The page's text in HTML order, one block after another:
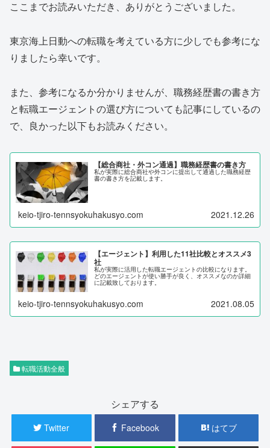
ここまでお読みいただき、ありがとうございました。
東京海上日動への転職を考えている方に少しでも参考にな
りましたら幸いです。
また、参考になるか分かりませんが、職務経歴書の書き方
と転職エージェントの選び方についても記事にしているの
で、良かった以下もお読みください。
【総合商社・外コン通過】職務経歴書の書き方
私が実際に総合商社や外コンに提出して通過した職務経歴
書の書き方を記載します。
keio-tjiro-tennsyokuhakusyo.com 2021.12.26
【エージェント】利用した11社比較とオススメ3
社
私が実際に活用した転職エージェントの比較になります。
どのエージェントが使い勝手が良く、オススメなのか詳細
に記載致しております。
keio-tjiro-tennsyokuhakusyo.com 2021.08.05
転職活動全般
シェアする
Twitter Facebook はてブ